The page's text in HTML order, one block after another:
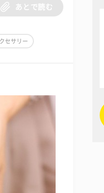
あとで読む
セサリー